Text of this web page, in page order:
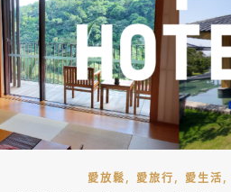
愛放鬆, 愛旅行, 愛生活,